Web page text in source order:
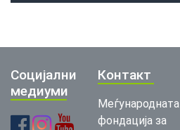
Социјални
медиуми
Контакт
Меѓународната
фондација за